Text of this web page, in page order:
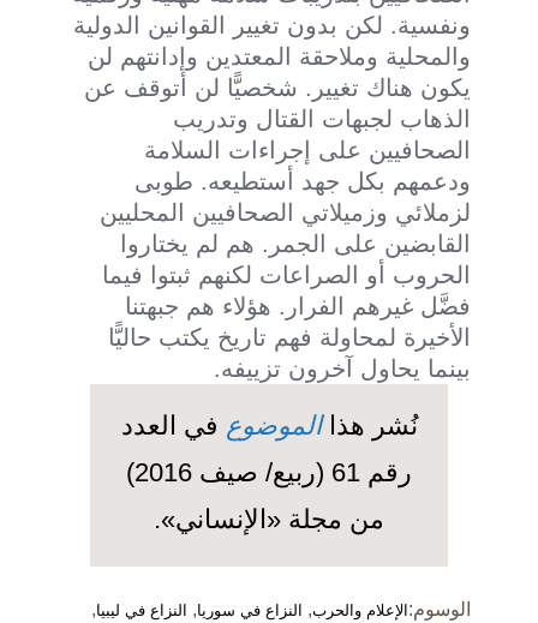
ونفسية. لكن بدون تغيير القوانين الدولية
والمحلية وملاحقة المعتدين وإدانتهم لن
يكون هناك تغيير. شخصيًّا لن أتوقف عن
الذهاب لجبهات القتال وتدريب
الصحافيين على إجراءات السلامة
ودعمهم بكل جهد أستطيعه. طوبى
لزملائي وزميلاتي الصحافيين المحليين
القابضين على الجمر. هم لم يختاروا
الحروب أو الصراعات لكنهم ثبتوا فيما
فضَّل غيرهم الفرار. هؤلاء هم جبهتنا
الأخيرة لمحاولة فهم تاريخ يكتب حاليًّا
بينما يحاول آخرون تزييفه.
نُشر هذاالموضوع في العدد
رقم 61 (ربيع/ صيف 2016)
من مجلة «الإنساني».
الوسوم: الإعلام والحرب, النزاع في سوريا, النزاع في ليبيا,